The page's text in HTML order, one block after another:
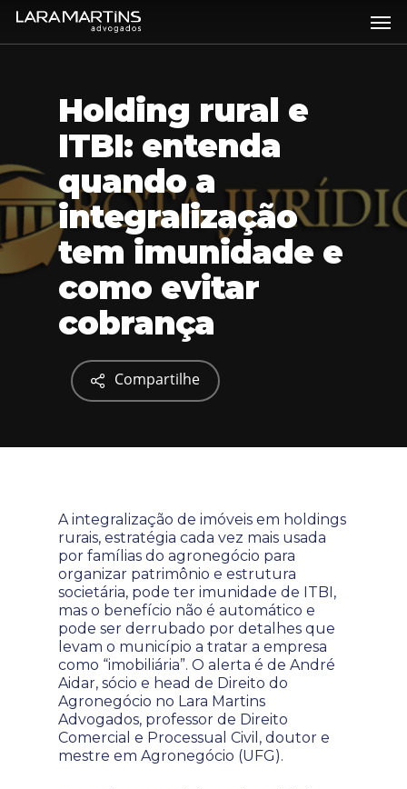
Skip
main
Holding rural e
ITBI: entenda
quando a
integralização
tem imunidade e
como evitar
cobrança
Compartilhe
A integralização de imóveis em holdings
rurais, estratégia cada vez mais usada
por famílias do agronegócio para
organizar patrimônio e estrutura
societária, pode ter imunidade de ITBI,
mas o benefício não é automático e
pode ser derrubado por detalhes que
levam o município a tratar a empresa
como “imobiliária”. O alerta é de André
Aidar, sócio e head de Direito do
Agronegócio no Lara Martins
Advogados, professor de Direito
Comercial e Processual Civil, doutor e
mestre em Agronegócio (UFG).